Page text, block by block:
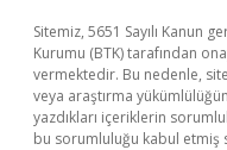
Sitemiz, 5651 Sayılı Kanun
Kurumu (BTK) tarafından
vermektedir. Bu nedenle,
veya araştırma
yazdıkları içeriklerin
bu sorumluluğu kabul etmiş